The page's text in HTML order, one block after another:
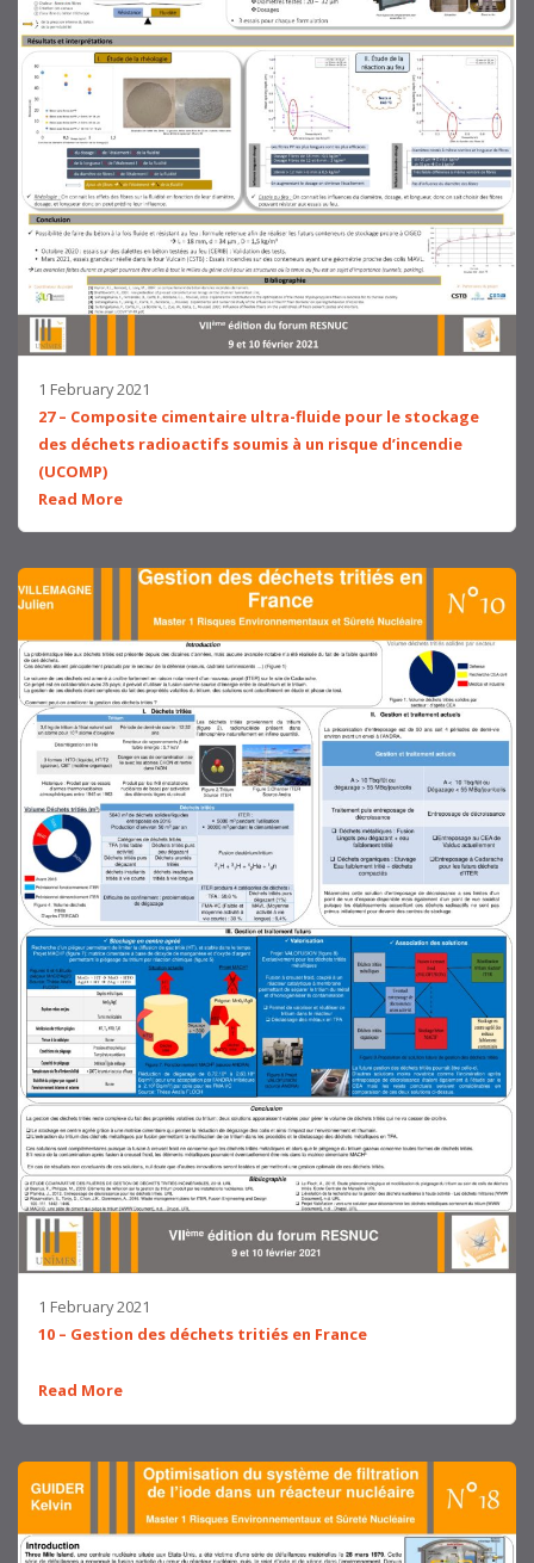
1 February 2021
27 – Composite cimentaire ultra-fluide pour le stockage
des déchets radioactifs soumis à un risque d’incendie
(UCOMP)
Read More
1 February 2021
10 – Gestion des déchets tritiés en France
Read More